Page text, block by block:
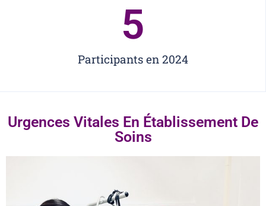
Participants en 2024
5
Urgences Vitales En Établissement De
Soins